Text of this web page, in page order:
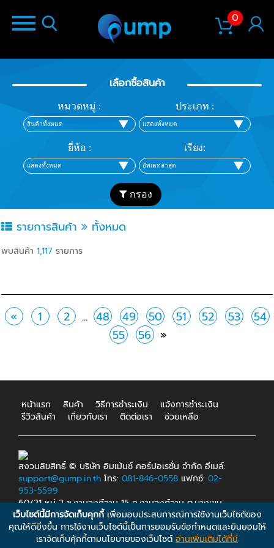
0
เลือกซื้อสินค้า
หมวดหมู่ : ประเภท :
ยี่ห้อ : เรียง:
กรอง
รายการสินค้า ทั้งหมด
พบสินค้า 1,117 รายการ
« 1 2 ... 48 49 50 51 52 53
54
55
56 »
หน้าแรก สินค้า วิธีการชำระเงิน
แจ้งการชำระเงิน
รีวิวสินค้า
เกี่ยวกับเรา ติดต่อเรา ช่วยเหลือ
สงวนลิขสิทธิ์ © บริษัท อิมเม้นซ์ คอร์ปอเรชั่น จำกัด อีเมล์:
support@gump.in.th โทร: 081-846-0558 แฟกซ์: 02-
953-5599
60/21 หมู่ 2 ซ.งามวงศ์วาน 15 ถ.งามวงศ์วาน ต.บางเขน
อ.เมือง จ.นนทบุรี 11000.
เว็บไซต์นี้มีการจัดเก็บคุกกี้เพื่อมอบประสบการณ์การใช้งานเว็บไซต์ของ
คุณให้ดียิ่งขึ้น การใช้งานเว็บไซต์นี้เป็นการยอมรับข้อกำหนดและยินยอมให้
เราจัดเก็บคุ้กกี้ตามนโยบายของเว็ปไซต์ อ่านเพิ่มเติมได้ที่นี่